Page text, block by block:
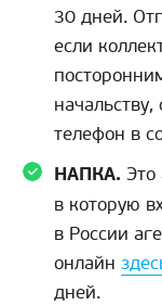
30 дней.
если
телефон в
НАПКА. Это
в которую
в России
онлайн
дней.